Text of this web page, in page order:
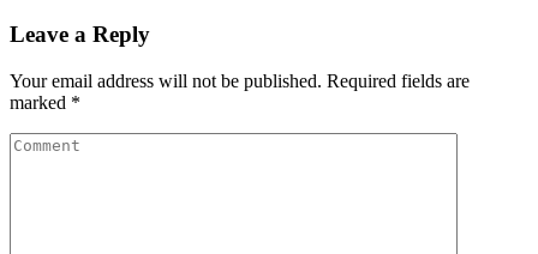
Leave a Reply
Your email address will not be published. Required fields are
marked *